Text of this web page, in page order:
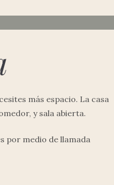
más espacio. La casa
y sala abierta.
por medio de llamada